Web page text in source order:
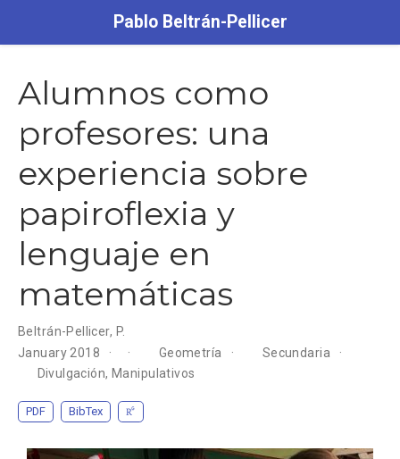
Pablo Beltrán-Pellicer
Alumnos como
profesores: una
experiencia sobre
papiroflexia y
lenguaje en
matemáticas
Beltrán-Pellicer, P.
January 2018
Geometría
Secundaria
Divulgación, Manipulativos
PDF BibTex